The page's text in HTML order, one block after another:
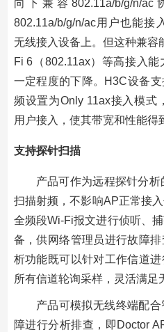
向下兼容802.11a/b/g/n/
802.11a/b/g/n/ac用户也能接
无线接入设备上。但这种兼容
Fi 6（802.11ax）等高接入
一定程度的下降。H3C设备
频设置为Only 11ax接入模式
用户接入，使其带宽和性能得
支持探针扫描
产品可作为远程探针分
扫描射频，不影响AP正常接
全频段Wi-Fi报文进行侦听、
备，供网络管理员进行故障
析功能既可以针对工作信道
所有信道轮询采样，灵活满足
产品可模拟无线终端配
障进行分析排查，即Doctor